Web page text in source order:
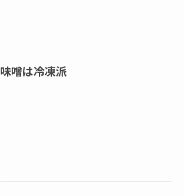
味噌は冷凍派